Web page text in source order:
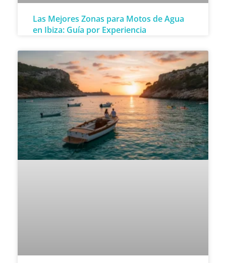
Las Mejores Zonas para Motos de Agua
en Ibiza: Guía por Experiencia